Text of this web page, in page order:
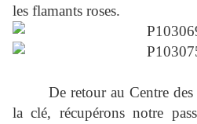
les flamants roses.
De retour au Centre des
la clé, récupérons notre